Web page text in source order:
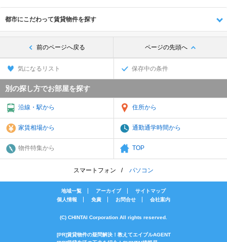
都市にこだわって賃貸物件を探す
前のページへ戻る ページの先頭へ
気になるリスト 保存中の条件
別の探し方でお部屋を探す
沿線・駅から 住所から
家賃相場から 通勤通学時間から
物件特集から TOP
スマートフォン パソコン
地域一覧 アーカイブ
サイトマップ
個人情報
免責 お問合せ 会社案内
(C) CHINTAI Corporation All rights reserved.
[PR]賃貸物件の疑問解決！教えてエイブルAGENT